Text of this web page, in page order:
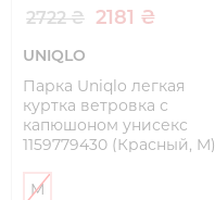
2722 ₴ 2181 ₴
UNIQLO
Парка Uniqlo легкая
куртка ветровка с
капюшоном унисекс
1159779430 (Красный, M)
M